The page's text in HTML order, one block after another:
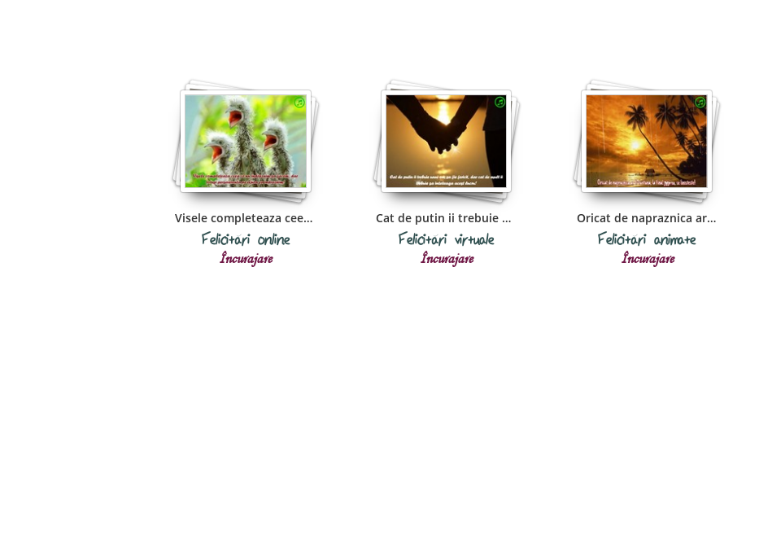
Visele completeaza ceea ce nu indraznim sa
Felicitări online
Încurajare
Cat de putin ii trebuie unui om sa fie
Felicitări virtuale
Încurajare
Oricat de napraznica ar fi furtuna
Felicitări animate
Încurajare